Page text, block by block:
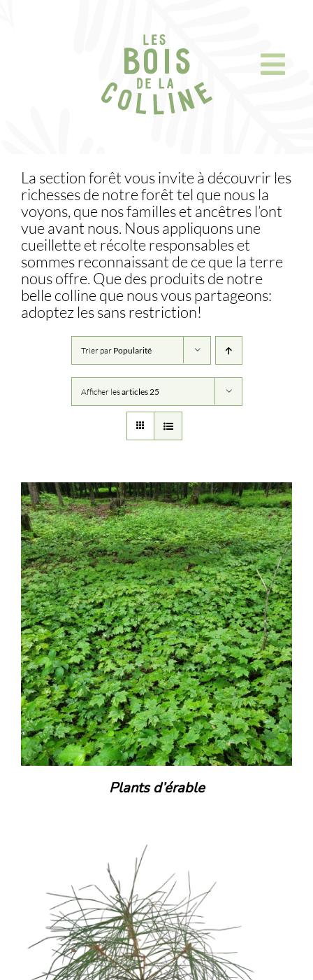
La section forêt vous invite à découvrir les
richesses de notre forêt tel que nous la
voyons, que nos familles et ancêtres l’ont
vue avant nous. Nous appliquons une
cueillette et récolte responsables et
sommes reconnaissant de ce que la terre
nous offre. Que des produits de notre
belle colline que nous vous partageons:
adoptez les sans restriction!
Trier par Popularité
Afficher lesarticles 25
Plants d’érable